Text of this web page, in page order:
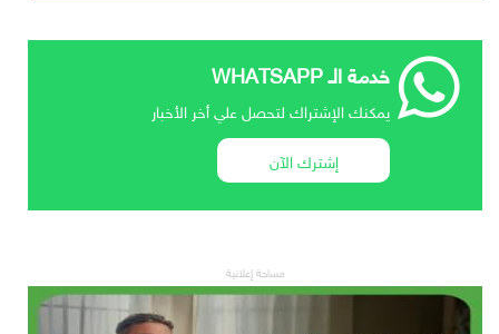
خدمة الـ WHATSAPP
يمكنك الإشتراك لتحصل علي أخر الأخبار
إشترك الآن
مساحة إعلانية